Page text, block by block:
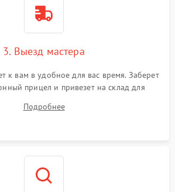
3. Выезд мастера
к вам в удобное для вас время. Заберет
прицел и привезет на склад для
Подробнее